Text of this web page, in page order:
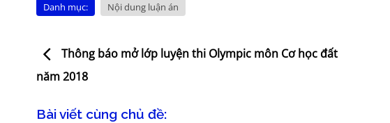
Danh mục: Nội dung luận án
Thông báo mở lớp luyện thi Olympic môn Cơ học đất
năm 2018
Bài viết cùng chủ đề: